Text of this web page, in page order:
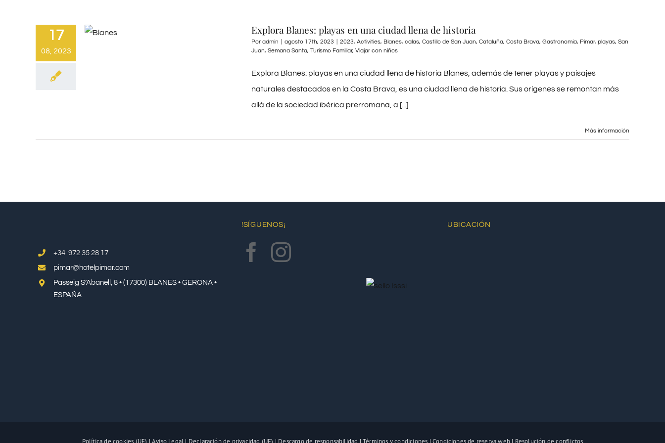
17
08, 2023
Explora Blanes: playas en una ciudad llena de historia
Por admin agosto 17th, 2023 2023, Activities, Blanes, calas, Castillo de San Juan, Cataluña, Costa Brava, Gastronomía, Pimar, playas, San
Juan, Semana Santa, Turismo Familiar, Viajar con niños
Explora Blanes: playas en una ciudad llena de historia Blanes, además de tener playas y paisajes
naturales destacados en la Costa Brava, es una ciudad llena de historia. Sus orígenes se remontan más
allá de la sociedad ibérica prerromana, a [...]
Más información
+34 972 35 28 17
pimar@hotelpimar.com
Passeig S’Abanell, 8 • (17300) BLANES • GERONA •
ESPAÑA
!SÍGUENOS¡ UBICACIÓN
Política de cookies (UE) | Aviso Legal | Declaración de privacidad (UE) | Descargo de responsabilidad |Términos y condiciones | Condiciones de reserva web | Resolución de conflictos